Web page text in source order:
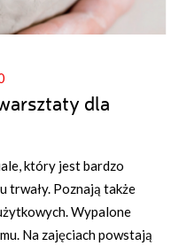
dla
który jest bardzo
trwały. Poznają także
Wypalone
Na zajęciach powstają